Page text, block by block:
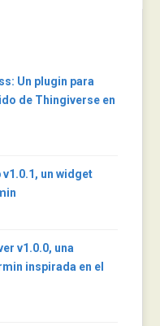
Un plugin para
de Thingiverse en
un widget
v1.0.0, una
inspirada en el